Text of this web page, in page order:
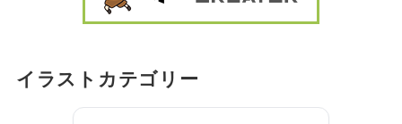
イラストカテゴリー